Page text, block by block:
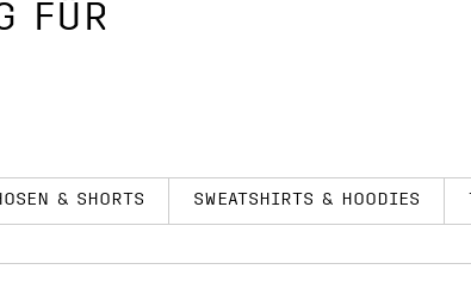
FÜR
& SHORTS SWEATSHIRTS & HOODIES